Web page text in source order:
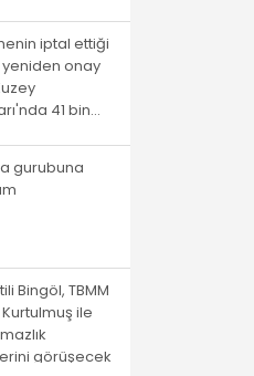
iptal ettiği
onay
41 bin
gurubuna
Bingöl, TBMM
Kurtulmuş ile
görüşecek